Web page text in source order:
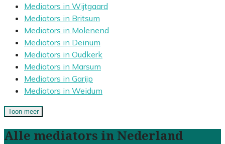
Mediators in Wijtgaard
Mediators in Britsum
Mediators in Molenend
Mediators in Deinum
Mediators in Oudkerk
Mediators in Marsum
Mediators in Garijp
Mediators in Weidum
Toon meer
Alle mediators in Nederland